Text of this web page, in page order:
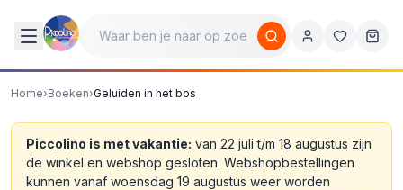
Home›Boeken›Geluiden in het bos
Piccolino is met vakantie: van 22 juli t/m 18 augustus zijn
de winkel en webshop gesloten. Webshopbestellingen
kunnen vanaf woensdag 19 augustus weer worden